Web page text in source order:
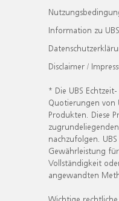
Information zu UBS
Disclaimer /
* Die UBS
Quotierungen von
Produkten. Diese
nachzufolgen.
Gewährleistung
Vollständigkeit
angewandten